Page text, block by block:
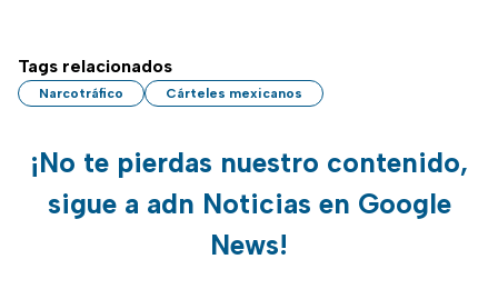
Tags relacionados
Narcotráfico Cárteles mexicanos
¡No te pierdas nuestro contenido,
sigue a adn Noticias en Google
News!